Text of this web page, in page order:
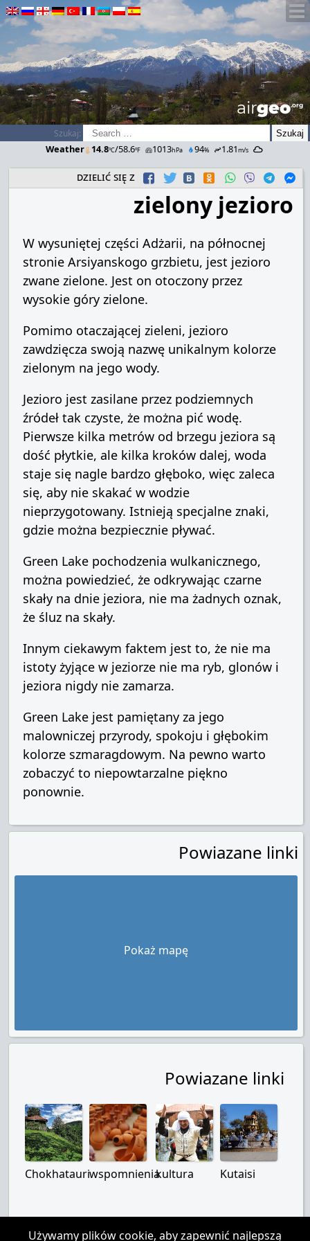
airGEO.oRg
Szukaj:
Weather 14.8ºC/58.6ºF 1013hPa 94% 1.81m/s
dzielić się z
zielony jezioro
W wysuniętej części Adżarii, na północnej
stronie Arsiyanskogo grzbietu, jest jezioro
zwane zielone. Jest on otoczony przez
wysokie góry zielone.
Pomimo otaczającej zieleni, jezioro
zawdzięcza swoją nazwę unikalnym kolorze
zielonym na jego wody.
Jezioro jest zasilane przez podziemnych
źródeł tak czyste, że można pić wodę.
Pierwsze kilka metrów od brzegu jeziora są
dość płytkie, ale kilka kroków dalej, woda
staje się nagle bardzo głęboko, więc zaleca
się, aby nie skakać w wodzie
nieprzygotowany. Istnieją specjalne znaki,
gdzie można bezpiecznie pływać.
Green Lake pochodzenia wulkanicznego,
można powiedzieć, że odkrywając czarne
skały na dnie jeziora, nie ma żadnych oznak,
że śluz na skały.
Innym ciekawym faktem jest to, że nie ma
istoty żyjące w jeziorze nie ma ryb, glonów i
jeziora nigdy nie zamarza.
Green Lake jest pamiętany za jego
malowniczej przyrody, spokoju i głębokim
kolorze szmaragdowym. Na pewno warto
zobaczyć to niepowtarzalne piękno
ponownie.
Powiazane linki
Pokaż mapę
Powiazane linki
Chokhatauriwspomnieniakultura Kutaisi
Używamy plików cookie, aby zapewnić najlepszą